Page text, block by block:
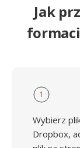
Jak
1
Wybierz
Dropbox,